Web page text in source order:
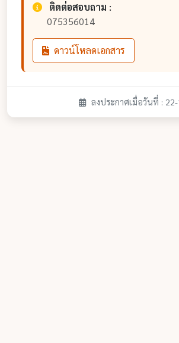
ติดต่อสอบถาม :
075356014
ดาวน์โหลดเอกสาร
ลงประกาศเมื่อวันที่ :